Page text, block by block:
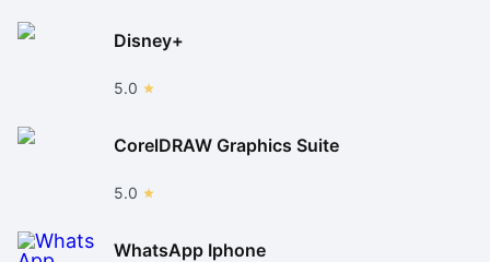
Disney+
5.0
CorelDRAW Graphics Suite
5.0
WhatsApp Iphone